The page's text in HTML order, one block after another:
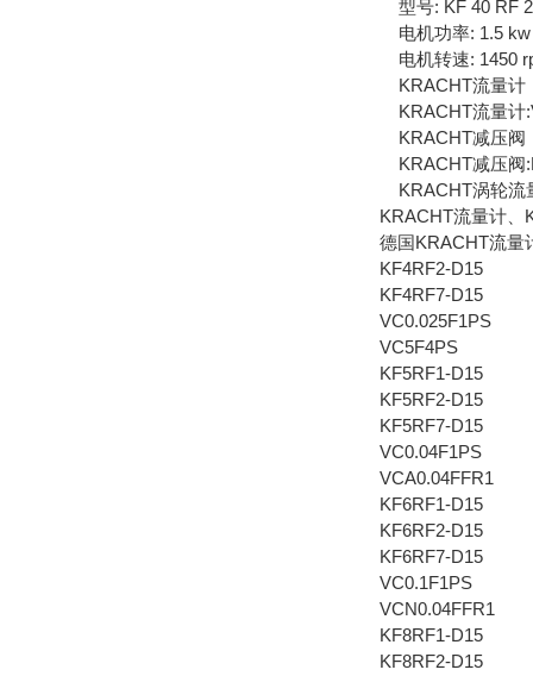
型号: KF 40 RF
电机功率: 1.5 kw
电机转速: 1450
KRACHT流量计
KRACHT流量计
KRACHT减压阀
KRACHT减压阀
KRACHT涡轮流
KRACHT流量计、
德国KRACHT流量
KF4RF2-D15
KF4RF7-D15
VC0.025F1PS
VC5F4PS
KF5RF1-D15
KF5RF2-D15
KF5RF7-D15
VC0.04F1PS
VCA0.04FFR1
KF6RF1-D15
KF6RF2-D15
KF6RF7-D15
VC0.1F1PS
VCN0.04FFR1
KF8RF1-D15
KF8RF2-D15